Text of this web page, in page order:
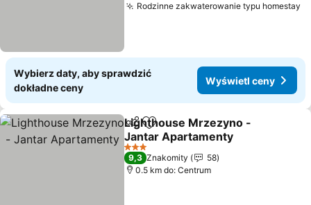
Rodzinne zakwaterowanie typu homestay
Wybierz daty, aby sprawdzić
dokładne ceny
Wyświetl ceny
Udostępnij
Dodaj do ulubionych
Lighthouse Mrzezyno -
Jantar Apartamenty
3 Kategoria
9,3 Znakomity
58
0.5 km do: Centrum